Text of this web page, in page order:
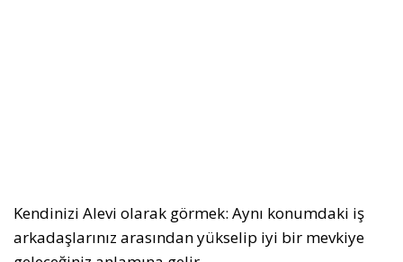
Kendinizi Alevi olarak görmek: Aynı konumdaki iş
arkadaşlarınız arasından yükselip iyi bir mevkiye